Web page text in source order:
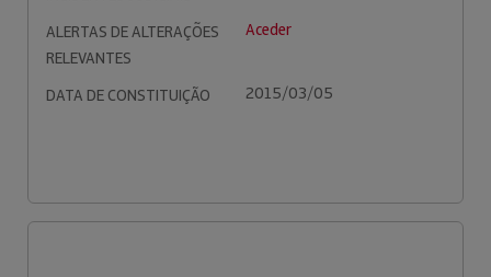
ALERTAS DE ALTERAÇÕES
RELEVANTES
Aceder
DATA DE CONSTITUIÇÃO 2015/03/05